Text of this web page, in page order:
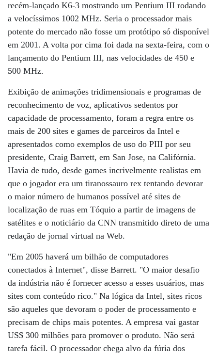
recém-lançado K6-3 mostrando um Pentium III rodando
a velocíssimos 1002 MHz. Seria o processador mais
potente do mercado não fosse um protótipo só disponível
em 2001. A volta por cima foi dada na sexta-feira, com o
lançamento do Pentium III, nas velocidades de 450 e
500 MHz.
Exibição de animações tridimensionais e programas de
reconhecimento de voz, aplicativos sedentos por
capacidade de processamento, foram a regra entre os
mais de 200 sites e games de parceiros da Intel e
apresentados como exemplos de uso do PIII por seu
presidente, Craig Barrett, em San Jose, na Califórnia.
Havia de tudo, desde games incrivelmente realistas em
que o jogador era um tiranossauro rex tentando devorar
o maior número de humanos possível até sites de
localização de ruas em Tóquio a partir de imagens de
satélites e o noticiário da CNN transmitido direto de uma
redação de jornal virtual na Web.
"Em 2005 haverá um bilhão de computadores
conectados à Internet", disse Barrett. "O maior desafio
da indústria não é fornecer acesso a esses usuários, mas
sites com conteúdo rico." Na lógica da Intel, sites ricos
são aqueles que devoram o poder de processamento e
precisam de chips mais potentes. A empresa vai gastar
US$ 300 milhões para promover o produto. Não será
tarefa fácil. O processador chega alvo da fúria dos